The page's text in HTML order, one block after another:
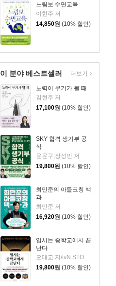
느림보 수면교육
이현주 저
14,850원 (10% 할인)
이 분야 베스트셀러
노력이 무기가 될 때
김현주 저
17,100원 (10% 할인)
SKY 합격 생기부 공
식
윤윤구,장성민 저
19,800원 (10% 할인)
최민준의 아들코칭 백
과
최민준 저
16,920원 (10% 할인)
입시는 중학교에서 끝
난다
19,800원 (10% 할인)
더보기